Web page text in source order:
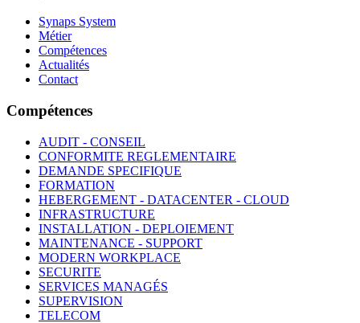
Synaps System
Métier
Compétences
Actualités
Contact
Compétences
AUDIT - CONSEIL
CONFORMITE REGLEMENTAIRE
DEMANDE SPECIFIQUE
FORMATION
HEBERGEMENT - DATACENTER - CLOUD
INFRASTRUCTURE
INSTALLATION - DEPLOIEMENT
MAINTENANCE - SUPPORT
MODERN WORKPLACE
SECURITE
SERVICES MANAGÉS
SUPERVISION
TELECOM